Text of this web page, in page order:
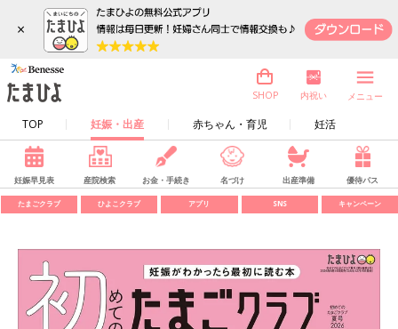
×
TOP 妊娠・出産 赤ちゃん・育児 妊活
SHOP 内祝い メニュー
妊娠早見表 産院検索 お金・手続き 名づけ 出産準備 優待パス
たまごクラブ ひよこクラブ アプリ SNS キャンペーン